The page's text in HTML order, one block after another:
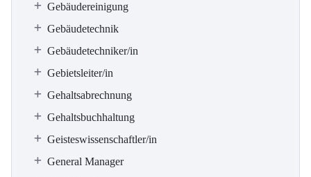
Gebäudereinigung
Gebäudetechnik
Gebäudetechniker/in
Gebietsleiter/in
Gehaltsabrechnung
Gehaltsbuchhaltung
Geisteswissenschaftler/in
General Manager